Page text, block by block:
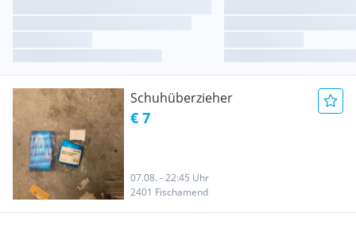
Schuhüberzieher
€ 7
07.08. - 22:45 Uhr
2401 Fischamend